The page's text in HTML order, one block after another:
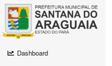
Dashboard